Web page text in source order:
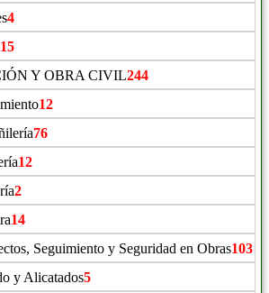
4
15
Y OBRA CIVIL244
12
76
12
2
14
Seguimiento y Seguridad en Obras103
y Alicatados5